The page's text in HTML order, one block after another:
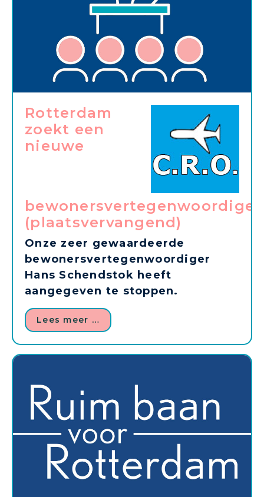
Rotterdam
zoekt een
nieuwe
bewonersvertegenwoordiger
(plaatsvervangend)
Onze zeer gewaardeerde
bewonersvertegenwoordiger
Hans Schendstok heeft
aangegeven te stoppen.
Lees meer …